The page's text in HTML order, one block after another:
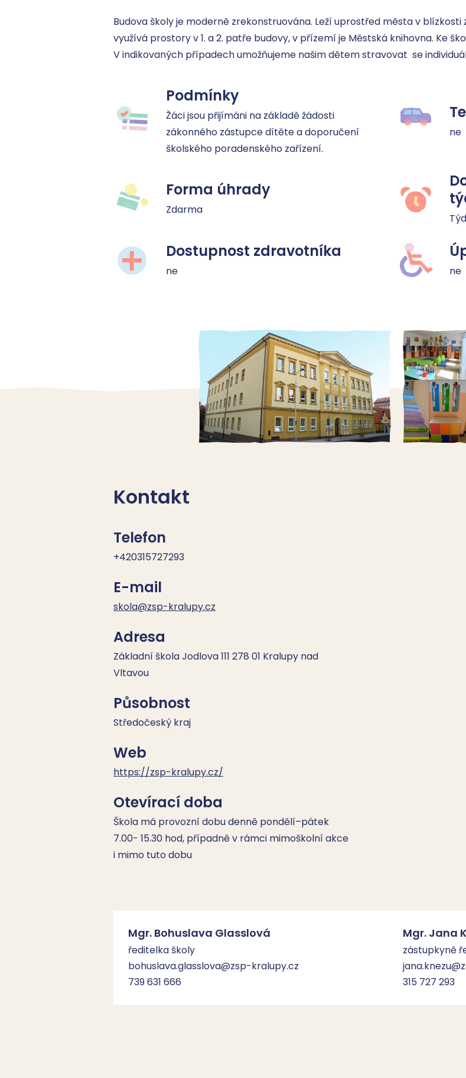
Budova školy je moderně zrekonstruována. Leží uprostřed města v blízkosti
využívá prostory v 1. a 2. patře budovy, v přízemí je Městská knihovna. Ke
V indikovaných případech umožňujeme našim dětem stravovat  se
Podmínky
Žáci jsou přijímáni na základě žádosti
zákonného zástupce dítěte a doporučení
školského poradenského zařízení.
ne
Forma úhrady
Zdarma
Dostupnost zdravotníka
ne ne
Kontakt
Telefon
+420315727293
E-mail
skola@zsp-kralupy.cz
Adresa
Základní škola Jodlova 111 278 01 Kralupy nad
Vltavou
Působnost
Středočeský kraj
Web
https://zsp-kralupy.cz/
Otevírací doba
Škola má provozní dobu denně pondělí–pátek
7.00- 15.30 hod, případně v rámci mimoškolní akce
i mimo tuto dobu
Mgr. Bohuslava Glasslová
ředitelka školy
bohuslava.glasslova@zsp-kralupy.cz
739 631 666
Mgr. Jana
zástupkyně
315 727 293